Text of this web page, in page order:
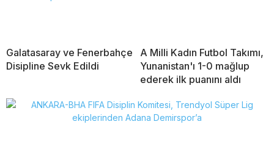
Galatasaray ve Fenerbahçe
Disipline Sevk Edildi
A Milli Kadın Futbol Takımı,
Yunanistan'ı 1-0 mağlup
ederek ilk puanını aldı